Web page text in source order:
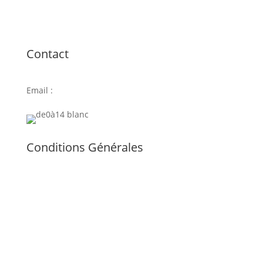
Contact
Email :
Conditions Générales